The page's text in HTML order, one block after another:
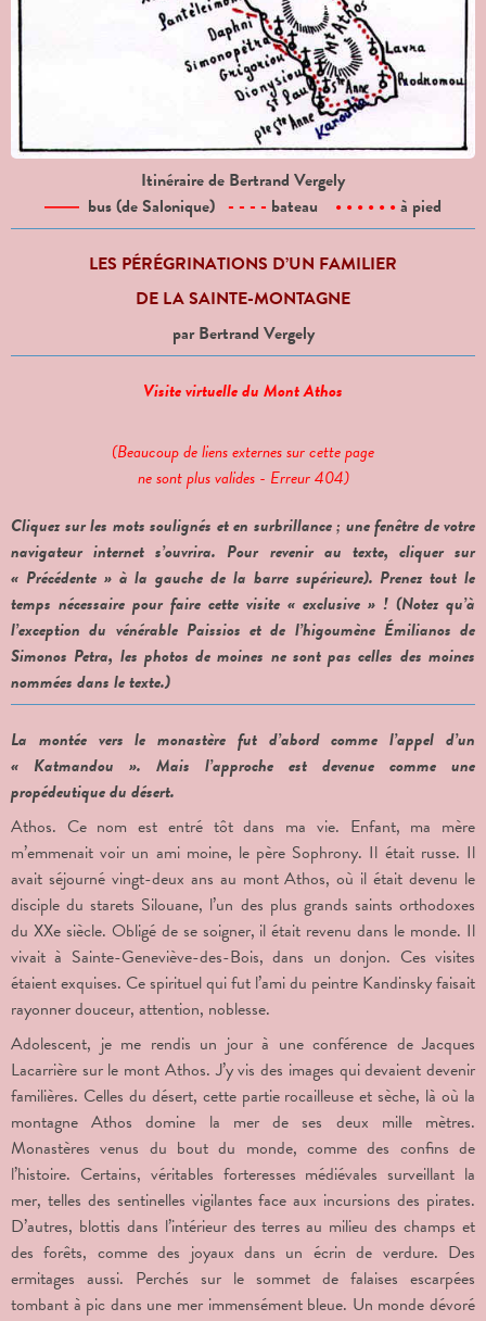
Itinéraire de Bertrand Vergely
―― bus (de Salonique) - - - - bateau • • • • • • à pied
LES PÉRÉGRINATIONS D’UN FAMILIER
DE LA SAINTE-MONTAGNE
par Bertrand Vergely
Visite virtuelle du Mont Athos
(Beaucoup de liens externes sur cette page
ne sont plus valides - Erreur 404)
Cliquez sur les mots soulignés et en surbrillance ; une fenêtre de votre
navigateur internet s’ouvrira. Pour revenir au texte, cliquer sur
« Précédente » à la gauche de la barre supérieure). Prenez tout le
temps nécessaire pour faire cette visite « exclusive » ! (Notez qu’à
l’exception du vénérable Paissios et de l’higoumène Émilianos de
Simonos Petra, les photos de moines ne sont pas celles des moines
nommées dans le texte.)
La montée vers le monastère fut d’abord comme l’appel d’un
« Katmandou ». Mais l’approche est devenue comme une
propédeutique du désert.
Athos. Ce nom est entré tôt dans ma vie. Enfant, ma mère
m’emmenait voir un ami moine, le père Sophrony. Il était russe. Il
avait séjourné vingt-deux ans au mont Athos, où il était devenu le
disciple du starets Silouane, l’un des plus grands saints orthodoxes
du XXesiècle. Obligé de se soigner, il était revenu dans le monde. Il
vivait à Sainte-Geneviève-des-Bois, dans un donjon. Ces visites
étaient exquises. Ce spirituel qui fut l’ami du peintre Kandinsky faisait
rayonner douceur, attention, noblesse.
Adolescent, je me rendis un jour à une conférence de Jacques
Lacarrière sur le mont Athos. J’y vis des images qui devaient devenir
familières. Celles du désert, cette partie rocailleuse et sèche, là où la
montagne Athos domine la mer de ses deux mille mètres.
Monastères venus du bout du monde, comme des confins de
l’histoire. Certains, véritables forteresses médiévales surveillant la
mer, telles des sentinelles vigilantes face aux incursions des pirates.
D’autres, blottis dans l’intérieur des terres au milieu des champs et
des forêts, comme des joyaux dans un écrin de verdure. Des
ermitages aussi. Perchés sur le sommet de falaises escarpées
tombant à pic dans une mer immensément bleue. Un monde dévoré